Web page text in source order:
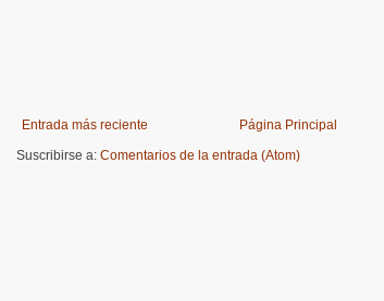
Entrada más reciente
Página Principal
Suscribirse a: Comentarios de la entrada (Atom)